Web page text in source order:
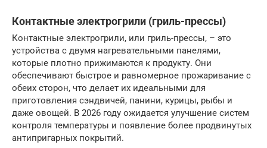
Контактные электрогрили (гриль-прессы)
Контактные электрогрили, или гриль-прессы, – это
устройства с двумя нагревательными панелями,
которые плотно прижимаются к продукту. Они
обеспечивают быстрое и равномерное прожаривание с
обеих сторон, что делает их идеальными для
приготовления сэндвичей, панини, курицы, рыбы и
даже овощей. В 2026 году ожидается улучшение систем
контроля температуры и появление более продвинутых
антипригарных покрытий.